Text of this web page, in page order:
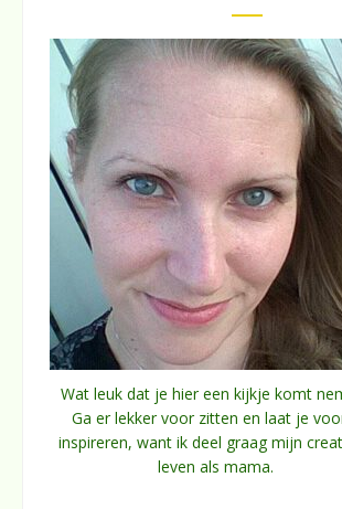
Wat leuk dat je hier een kijkje komt
Ga er lekker voor zitten en laat je
inspireren, want ik deel graag mijn
leven als mama.